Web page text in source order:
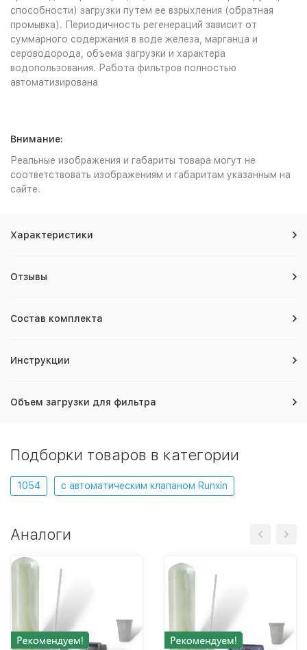
способности) загрузки путем ее взрыхления (обратная
промывка). Периодичность регенераций зависит от
суммарного содержания в воде железа, марганца и
сероводорода, объема загрузки и характера
водопользования. Работа фильтров полностью
автоматизирована
Внимание:
Реальные изображения и габариты товара могут не
соответствовать изображениям и габаритам указанным на
сайте.
Характеристики
Отзывы
Состав комплекта
Инструкции
Объем загрузки для фильтра
Подборки товаров в категории
1054 с автоматическим клапаном Runxin
Аналоги